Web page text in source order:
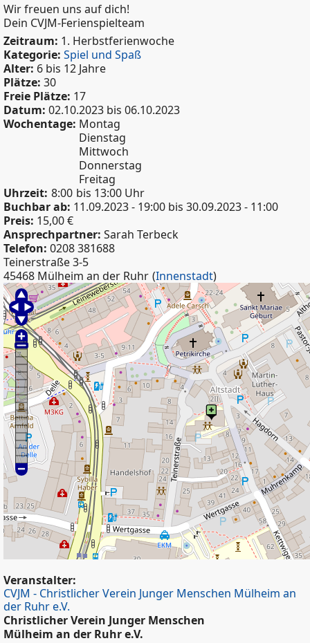
Wir freuen uns auf dich!
Dein CVJM-Ferienspielteam
Zeitraum: 1. Herbstferienwoche
Kategorie: Spiel und Spaß
Alter: 6 bis 12 Jahre
Plätze: 30
Freie Plätze: 17
Datum: 02.10.2023 bis 06.10.2023
Wochentage: Montag
Dienstag
Mittwoch
Donnerstag
Freitag
Uhrzeit: 8:00 bis 13:00 Uhr
Buchbar ab: 11.09.2023 - 19:00 bis 30.09.2023 - 11:00
Preis: 15,00 €
Ansprechpartner: Sarah Terbeck
Telefon: 0208 381688
Teinerstraße 3-5
45468 Mülheim an der Ruhr (Innenstadt)
Veranstalter:
CVJM - Christlicher Verein Junger Menschen Mülheim an
der Ruhr e.V.
Christlicher Verein Junger Menschen
Mülheim an der Ruhr e.V.